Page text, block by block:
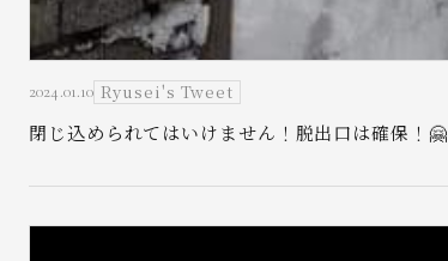
2024.01.10 Ryusei's Tweet
閉じ込められてはいけません！脱出口は確保！🤗